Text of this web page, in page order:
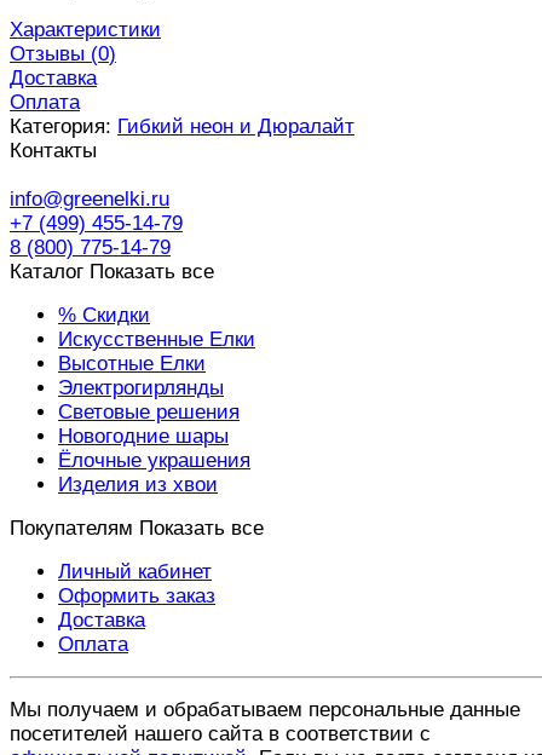
Характеристики
Отзывы (0)
Доставка
Оплата
Категория: Гибкий неон и Дюралайт
Контакты
info@greenelki.ru
+7 (499) 455-14-79
8 (800) 775-14-79
Каталог Показать все
% Скидки
Искусственные Елки
Высотные Елки
Электрогирлянды
Световые решения
Новогодние шары
Ёлочные украшения
Изделия из хвои
Покупателям Показать все
Личный кабинет
Оформить заказ
Доставка
Оплата
Мы получаем и обрабатываем персональные данные
посетителей нашего сайта в соответствии с